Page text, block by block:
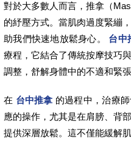
對於大多數人而言，推拿（
的紓壓方式。當肌肉過度緊繃
助我們快速地放鬆身心。 台中
療程，它結合了傳統按摩技巧
調整，舒解身體中的不適和緊張
在 台中推拿 的過程中，治療
應的操作，尤其是在肩膀、背
提供深層放鬆。這不僅能緩解